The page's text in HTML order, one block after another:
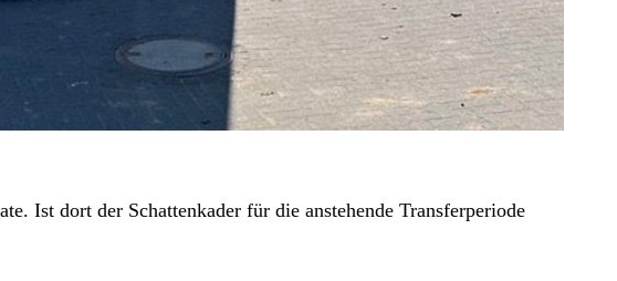
Ist dort der Schattenkader für die anstehende Transferperiode